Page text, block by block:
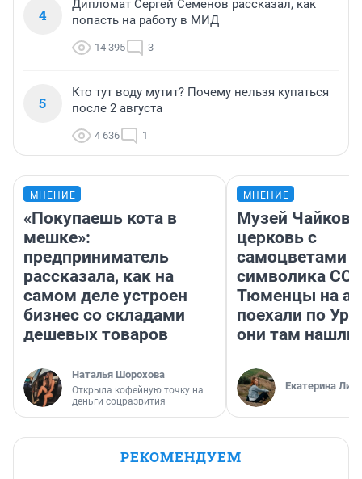
4
Дипломат Сергей Семенов рассказал, как
попасть на работу в МИД
14 395 3
5
Кто тут воду мутит? Почему нельзя купаться
после 2 августа
4 636 1
МНЕНИЕ
«Покупаешь кота в
мешке»:
предприниматель
рассказала, как на
самом деле устроен
бизнес со складами
дешевых товаров
Наталья Шорохова
Открыла кофейную точку на
деньги соцразвития
МНЕНИЕ
Музей
церковь с
самоцветами
символика
Тюменцы на
поехали по
они там нашли
Екатерина
РЕКОМЕНДУЕМ